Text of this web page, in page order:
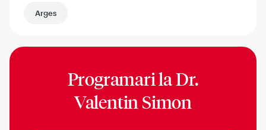
Arges
Programari laDr.
Valentin Simon